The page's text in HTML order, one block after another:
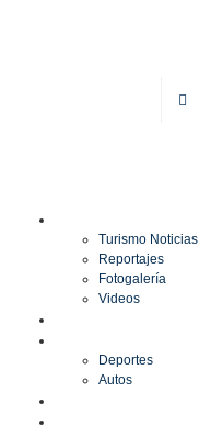
Turismo Noticias
Reportajes
Fotogalería
Videos
Deportes
Autos